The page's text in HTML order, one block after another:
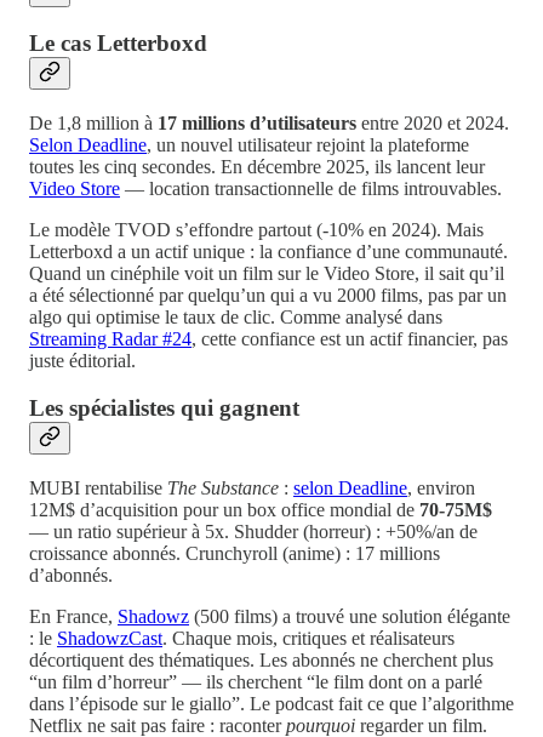
Le cas Letterboxd
De 1,8 million à 17 millions d’utilisateurs entre 2020 et 2024.
Selon Deadline, un nouvel utilisateur rejoint la plateforme
toutes les cinq secondes. En décembre 2025, ils lancent leur
Video Store — location transactionnelle de films introuvables.
Le modèle TVOD s’effondre partout (-10% en 2024). Mais
Letterboxd a un actif unique : la confiance d’une communauté.
Quand un cinéphile voit un film sur le Video Store, il sait qu’il
a été sélectionné par quelqu’un qui a vu 2000 films, pas par un
algo qui optimise le taux de clic. Comme analysé dans
Streaming Radar #24, cette confiance est un actif financier, pas
juste éditorial.
Les spécialistes qui gagnent
MUBI rentabilise The Substance : selon Deadline, environ
12M$ d’acquisition pour un box office mondial de 70-75M$
— un ratio supérieur à 5x. Shudder (horreur) : +50%/an de
croissance abonnés. Crunchyroll (anime) : 17 millions
d’abonnés.
En France, Shadowz (500 films) a trouvé une solution élégante
: le ShadowzCast. Chaque mois, critiques et réalisateurs
décortiquent des thématiques. Les abonnés ne cherchent plus
“un film d’horreur” — ils cherchent “le film dont on a parlé
dans l’épisode sur le giallo”. Le podcast fait ce que l’algorithme
Netflix ne sait pas faire : raconterpourquoi regarder un film.